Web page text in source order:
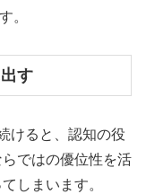
。
す
けると、認知の役
ではの優位性を活
しまいます。